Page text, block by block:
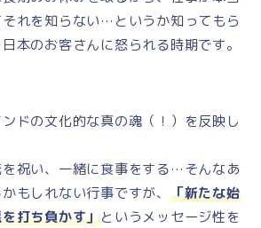
れを知らない…というか知ってもら
本のお客さんに怒られる時期です。
ドの文化的な真の魂（！）を反映し
祝い、一緒に食事をする…そんなあ
もしれない行事ですが、 「新たな始
打ち負かす」というメッセージ性を